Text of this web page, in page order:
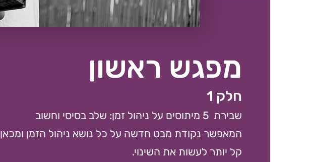
מפגש ראשון
חלק 1
שבירת 5 מיתוסים על ניהול זמן: שלב בסיסי וחשוב
המאפשר נקודת מבט חדשה על כל נושא ניהול הזמן ומכאן
קל יותר לעשות את השינוי.